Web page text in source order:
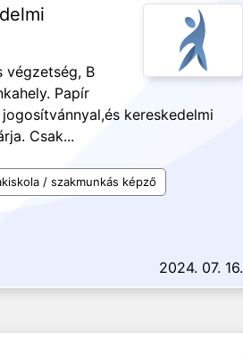
végzetség, B
Papír
kereskedelmi
Csak...
/ szakmunkás képző
2024. 07. 16.